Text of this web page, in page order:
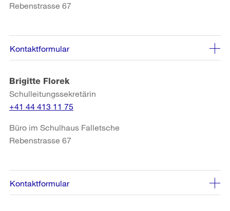
Rebenstrasse 67
Kontaktformular
Brigitte Florek
Schulleitungssekretärin
+41 44 413 11 75
Büro im Schulhaus Falletsche
Rebenstrasse 67
Kontaktformular